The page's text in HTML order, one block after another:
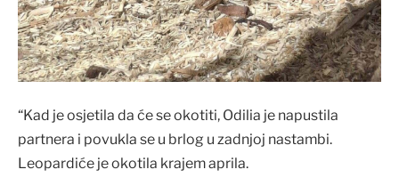
“Kad je osjetila da će se okotiti, Odilia je napustila
partnera i povukla se u brlog u zadnjoj nastambi.
Leopardiće je okotila krajem aprila.